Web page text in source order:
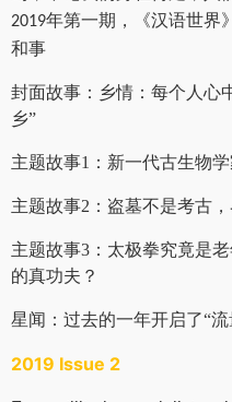
2019年第一期，《汉语世界
和事
封面故事：乡情：每个人心
乡”
主题故事1：新一代古生物
主题故事2：盗墓不是考古
主题故事3：太极拳究竟是
的真功夫？
星闻：过去的一年开启了“
2019 Issue 2